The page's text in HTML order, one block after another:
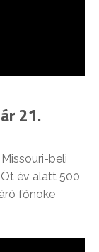
21.
beli
év alatt 500
főnöke